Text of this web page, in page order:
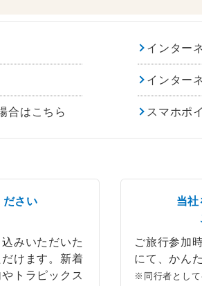
インター
インター
合はこちら スマホポ
ださい
みいただいた
けます。新着
トラピックス
当
ご旅行参加
にて、かん
※同行者として